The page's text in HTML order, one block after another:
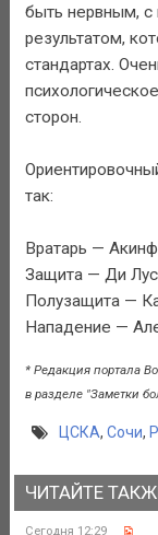
быть нервным,
результатом,
стандартах.
сторон.
так:
Вратарь —
Защита — Ди
Полузащита —
Нападение —
* Редакция портала
в разделе "Заметки
ЦСКА, Сочи,
ЧИТАЙТЕ
Сегодня 12:29